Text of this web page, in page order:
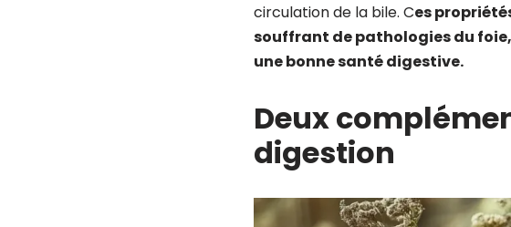
circulation de la bile. Ces
souffrant de pathologies du
une bonne santé digestive.
Deux
digestion